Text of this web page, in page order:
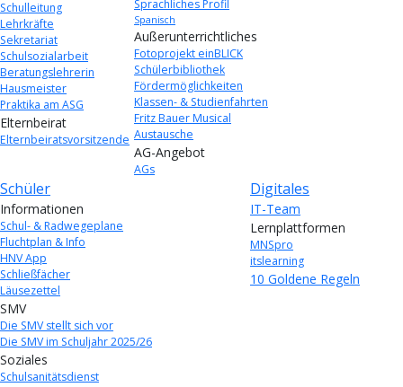
Schulleitung
Lehrkräfte
Sekretariat
Schulsozialarbeit
Beratungslehrerin
Hausmeister
Praktika am ASG
Elternbeirat
Elternbeiratsvorsitzende
Sprachliches Profil
Spanisch
Außerunterrichtliches
Fotoprojekt einBLICK
Schülerbibliothek
Fördermöglichkeiten
Klassen- & Studienfahrten
Fritz Bauer Musical
Austausche
AG-Angebot
AGs
Schüler
Informationen
Schul- & Radwegeplane
Fluchtplan & Info
HNV App
Schließfächer
Läusezettel
SMV
Die SMV stellt sich vor
Die SMV im Schuljahr 2025/26
Soziales
Schulsanitätsdienst
Digitales
IT-Team
Lernplattformen
MNSpro
itslearning
10 Goldene Regeln